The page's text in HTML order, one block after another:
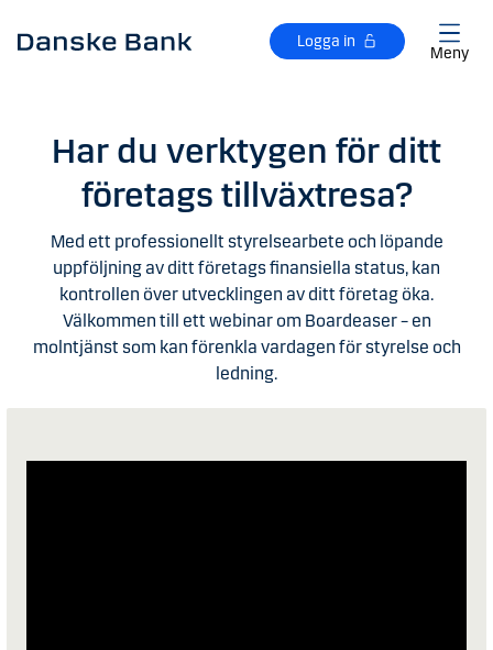
Logga in
Meny
Har du verktygen för ditt
företags tillväxtresa?
Med ett professionellt styrelsearbete och löpande
uppföljning av ditt företags finansiella status, kan
kontrollen över utvecklingen av ditt företag öka.
Välkommen till ett webinar om Boardeaser – en
molntjänst som kan förenkla vardagen för styrelse och
ledning.